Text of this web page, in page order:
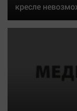
кресле